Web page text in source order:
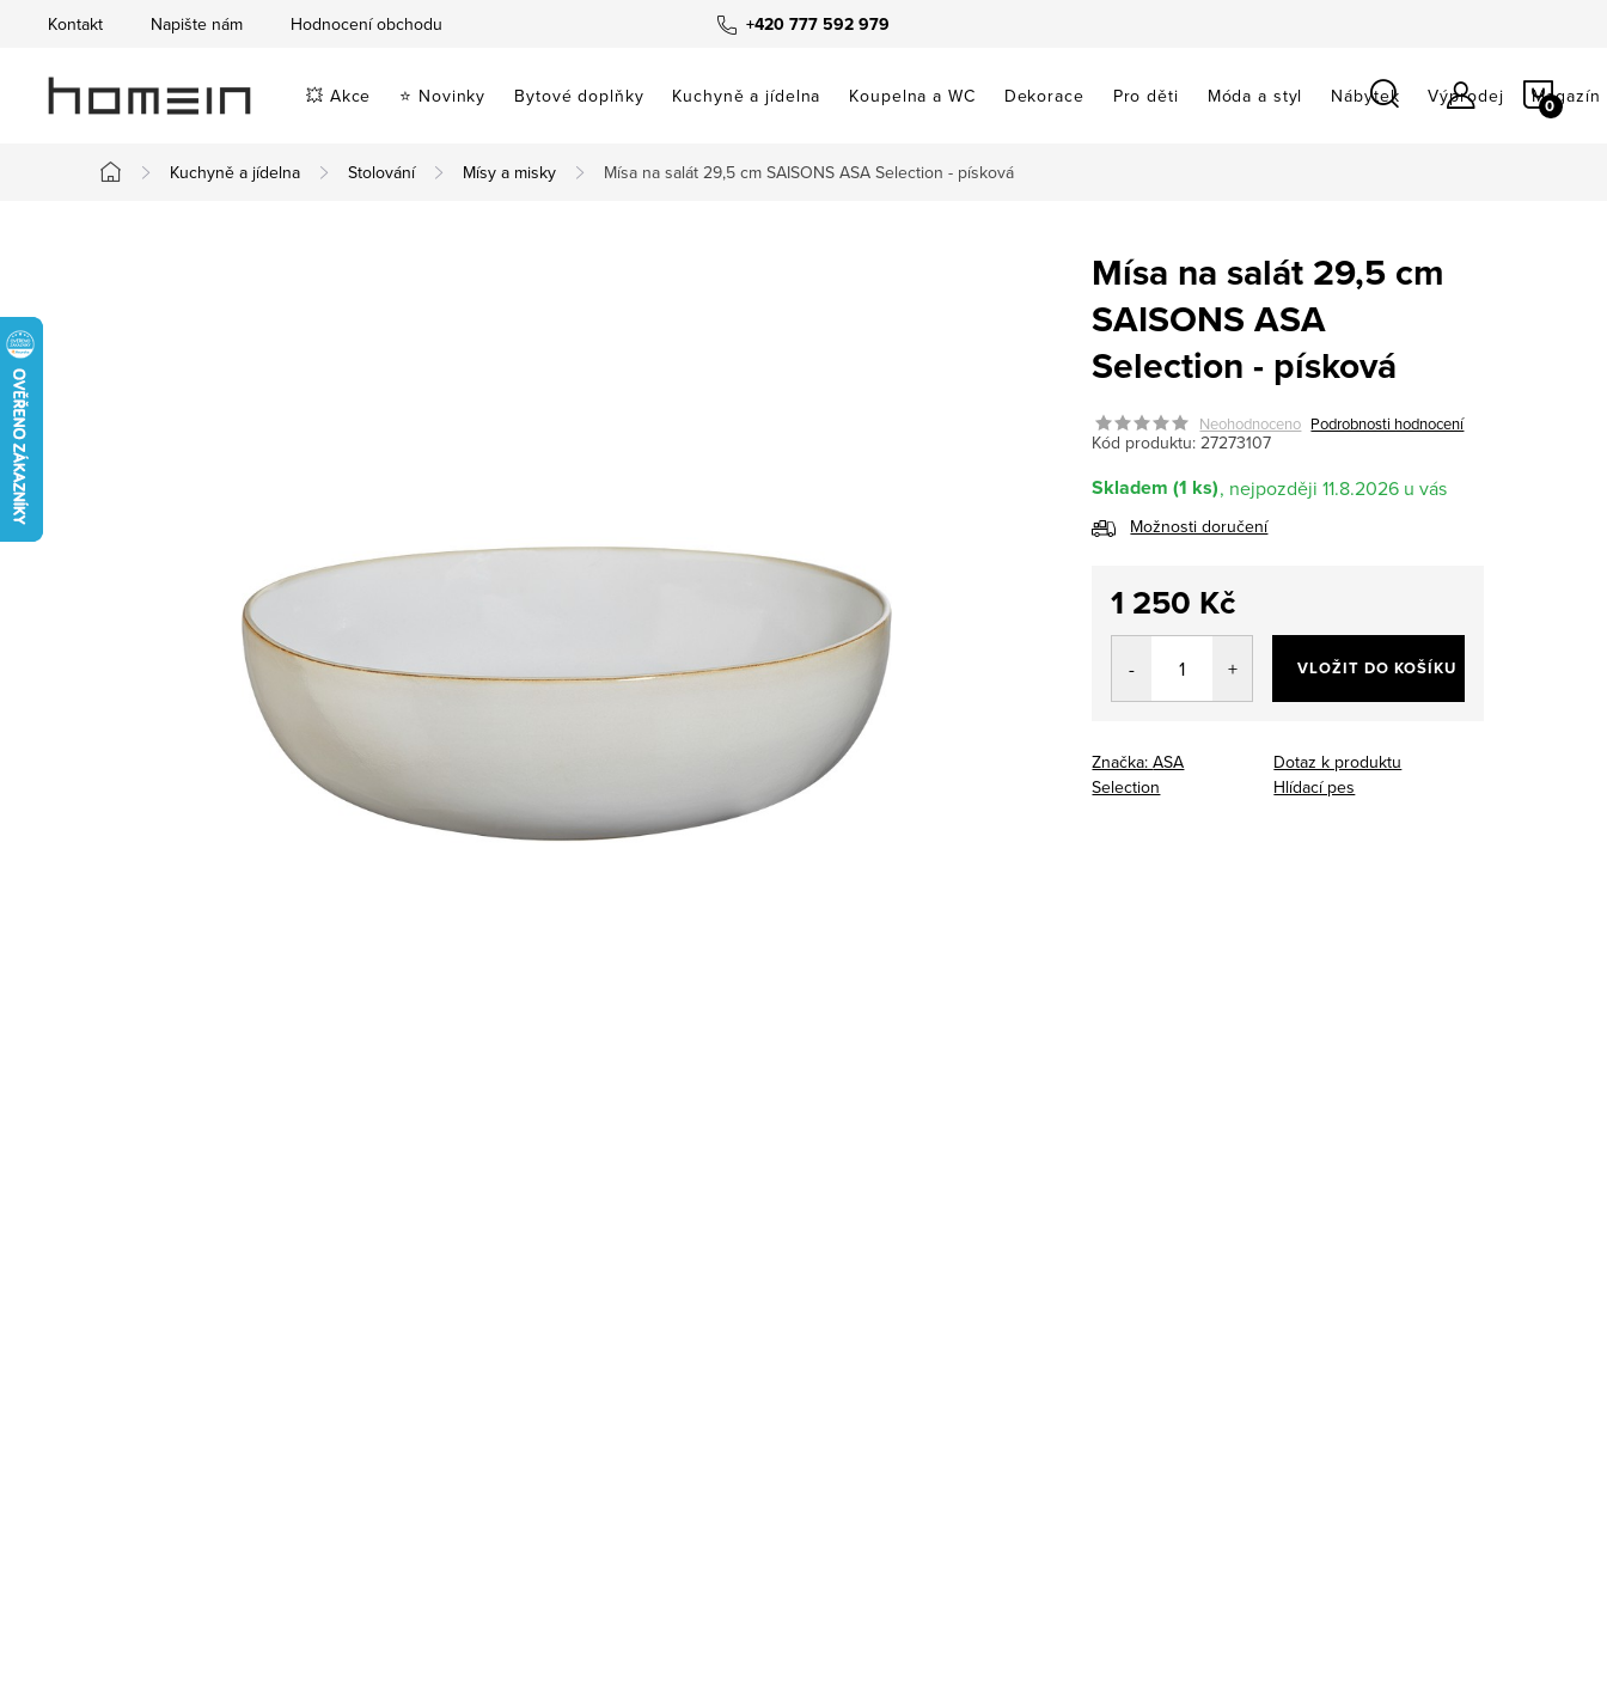
obsah
+420 777 592 979
Kontakt Napište nám Hodnocení obchodu
💥 Akce ⭐ Novinky Bytové doplňky Kuchyně a jídelna Koupelna a WC Dekorace Pro děti Móda a styl Nábytek Výprodej Magazín
Domů
Kuchyně a jídelna Stolování Mísy a misky Mísa na salát 29,5 cm SAISONS ASA Selection - písková
Mísa na salát 29,5 cm
SAISONS ASA
Selection - písková
Neohodnoceno Podrobnosti hodnocení
Kód produktu: 27273107
Skladem (1 ks) 11.8.2026
Možnosti doručení
1 250 Kč
Měrná
VLOŽIT DO KOŠÍKU
Značka:ASA
Selection
Dotaz k produktu
Hlídací pes